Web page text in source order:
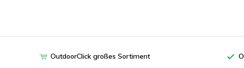
OutdoorClick großes Sortiment